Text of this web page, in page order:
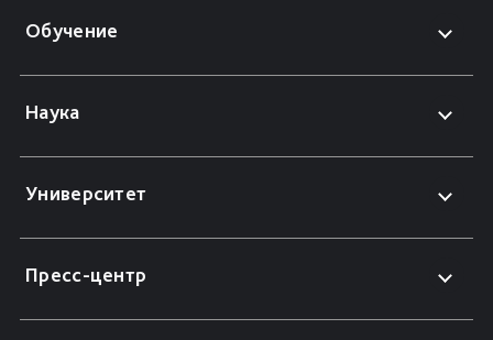
Обучение
Наука
Университет
Пресс-центр